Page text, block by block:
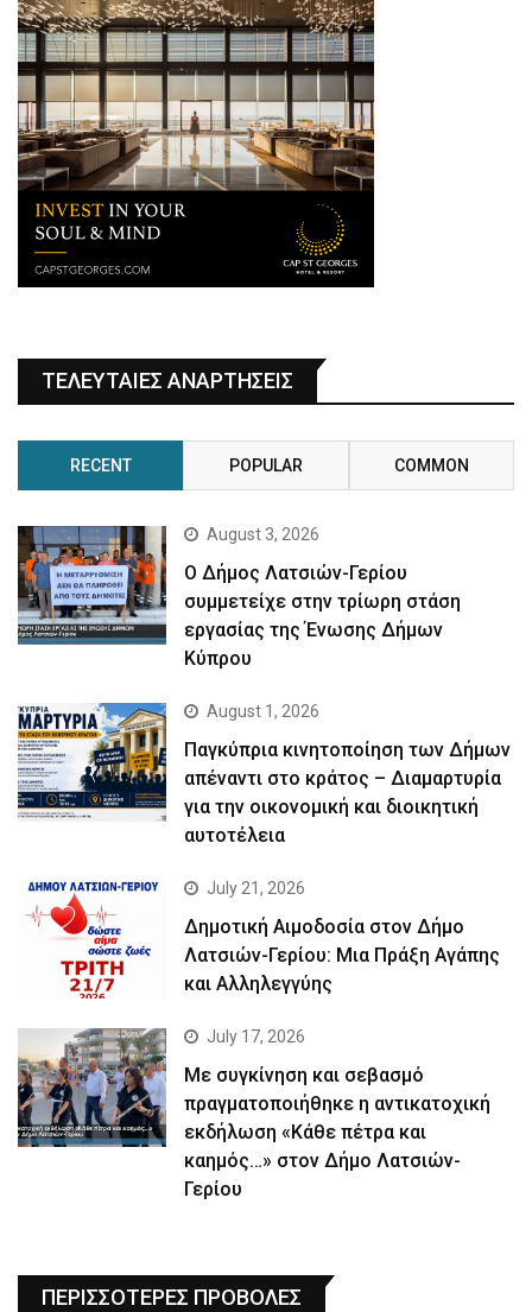
ΤΕΛΕΥΤΑΙΕΣ ΑΝΑΡΤΗΣΕΙΣ
RECENT POPULAR COMMON
August 3, 2026
Ο Δήμος Λατσιών-Γερίου
συμμετείχε στην τρίωρη στάση
εργασίας της Ένωσης Δήμων
Κύπρου
August 1, 2026
Παγκύπρια κινητοποίηση των Δήμων
απέναντι στο κράτος – Διαμαρτυρία
για την οικονομική και διοικητική
αυτοτέλεια
July 21, 2026
Δημοτική Αιμοδοσία στον Δήμο
Λατσιών-Γερίου: Μια Πράξη Αγάπης
και Αλληλεγγύης
July 17, 2026
Με συγκίνηση και σεβασμό
πραγματοποιήθηκε η αντικατοχική
εκδήλωση «Κάθε πέτρα και
καημός…» στον Δήμο Λατσιών-
Γερίου
ΠΕΡΙΣΣΟΤΕΡΕΣ ΠΡΟΒΟΛΕΣ